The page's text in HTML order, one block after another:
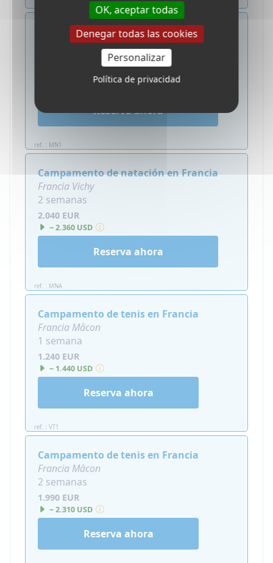
Campamento de natación en Francia
Francia Vichy
ref. : MN1
Reserva ahora
Campamento de natación en Francia
Francia Vichy
2 semanas
2.040 EUR
~ 2.360 USD
ref. : MNA
Reserva ahora
Campamento de tenis en Francia
Francia Mâcon
1 semana
1.240 EUR
~ 1.440 USD
ref. : VT1
Reserva ahora
Campamento de tenis en Francia
Francia Mâcon
2 semanas
1.990 EUR
~ 2.310 USD
Reserva ahora
OK, aceptar todas
Denegar todas las cookies
Personalizar
Política de privacidad